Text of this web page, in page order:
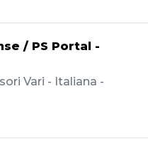
/ PS Portal -
Vari - Italiana -